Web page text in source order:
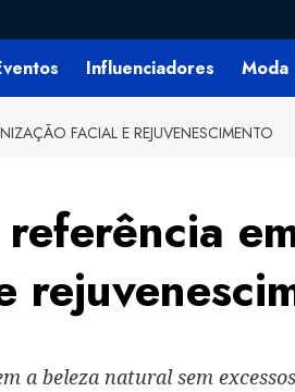
Influenciadores Moda
FACIAL E REJUVENESCIMENTO
a beleza natural sem